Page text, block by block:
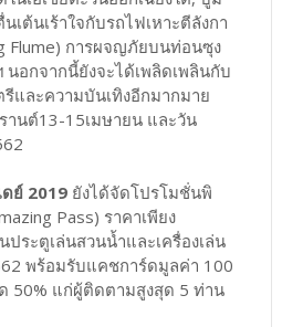
เต้นเร้าใจกับรถไฟเหาะตีลังกา
Flume) การผจญภัยบนท่อนซุง
นอกจากนี้ยังจะได้เพลิดเพลินกับ
และความบันเทิงอีกมากมาย
านต์13-15เมษายน และวัน
ดย์ 2019ยังได้จัดโปรโมชั่นพิ
Pass) ราคาเพียง
ระตูเล่นสวนน้ำและเครื่องเล่น
พร้อมรับแคชการ์ดมูลค่า 100
50% แก่ผู้ติดตามสูงสุด 5 ท่าน